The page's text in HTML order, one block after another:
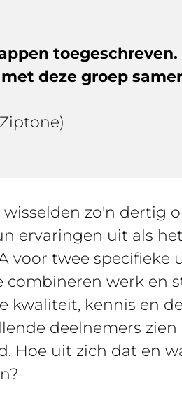
deze groep
zo'n dertig
ervaringen uit als
voor twee specifieke
werk en
kwaliteit, kennis en
deelnemers zien
Hoe uit zich dat en